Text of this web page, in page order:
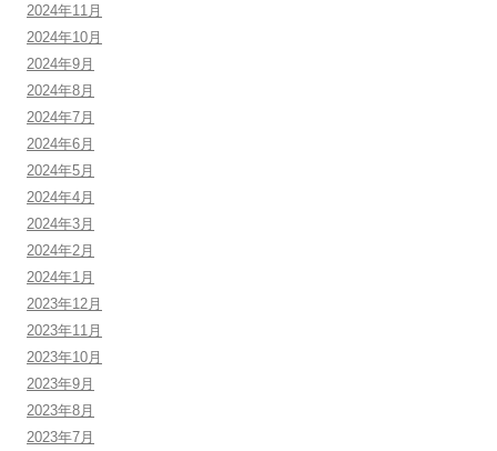
2024年11月
2024年10月
2024年9月
2024年8月
2024年7月
2024年6月
2024年5月
2024年4月
2024年3月
2024年2月
2024年1月
2023年12月
2023年11月
2023年10月
2023年9月
2023年8月
2023年7月